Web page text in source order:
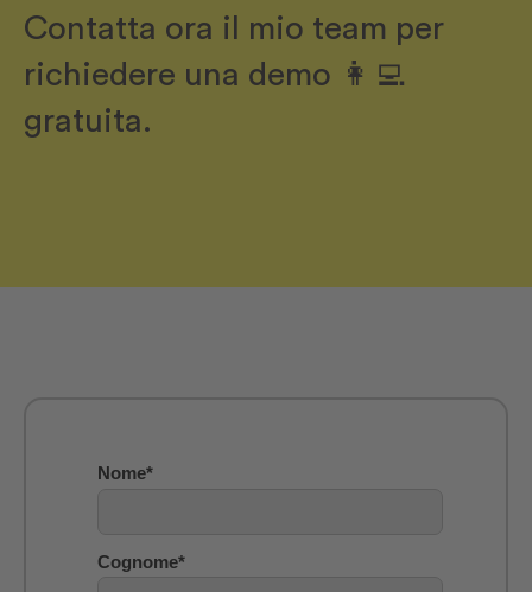
Contatta ora il mio team per
richiedere una demo 👩‍💻
gratuita.
Nome*
Cognome*